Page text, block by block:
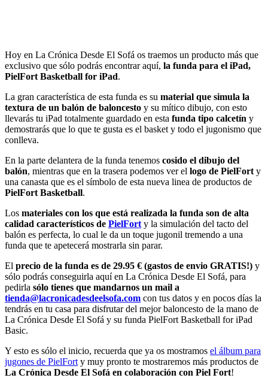
Hoy en La Crónica Desde El Sofá os traemos un producto más que
exclusivo que sólo podrás encontrar aquí, la funda para el iPad,
PielFort Basketball for iPad.
La gran característica de esta funda es su material que simula la
textura de un balón de baloncesto y su mítico dibujo, con esto
llevarás tu iPad totalmente guardado en esta funda tipo calcetín y
demostrarás que lo que te gusta es el basket y todo el jugonismo que
conlleva.
En la parte delantera de la funda tenemos cosido el dibujo del
balón, mientras que en la trasera podemos ver el logo de PielFort y
una canasta que es el símbolo de esta nueva linea de productos de
PielFort Basketball.
Los materiales con los que está realizada la funda son de alta
calidad característicos de PielFort y la simulación del tacto del
balón es perfecta, lo cual le da un toque jugonil tremendo a una
funda que te apetecerá mostrarla sin parar.
El precio de la funda es de 29.95 € (gastos de envio GRATIS!) y
sólo podrás conseguirla aquí en La Crónica Desde El Sofá, para
pedirla sólo tienes que mandarnos un mail a
tienda@lacronicadesdeelsofa.com con tus datos y en pocos días la
tendrás en tu casa para disfrutar del mejor baloncesto de la mano de
La Crónica Desde El Sofá y su funda PielFort Basketball for iPad
Basic.
Y esto es sólo el inicio, recuerda que ya os mostramos el álbum para
jugones de PielFort y muy pronto te mostraremos más productos de
La Crónica Desde El Sofá en colaboración con Piel Fort!